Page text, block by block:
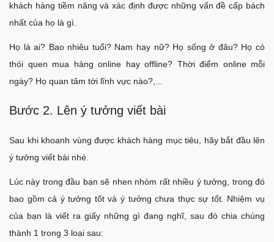
khách hàng tiềm năng và xác định được những vấn đề cấp bách
nhất của họ là gì.
Họ là ai? Bao nhiêu tuổi? Nam hay nữ? Họ sống ở đâu? Họ có
thói quen mua hàng online hay offline? Thời điểm online mỗi
ngày? Họ quan tâm tới lĩnh vực nào?,...
Bước 2. Lên ý tưởng viết bài
Sau khi khoanh vùng được khách hàng mục tiêu, hãy bắt đầu lên
ý tưởng viết bài nhé.
Lúc này trong đầu bạn sẽ nhen nhóm rất nhiều ý tưởng, trong đó
bao gồm cả ý tưởng tốt và ý tưởng chưa thực sự tốt. Nhiệm vụ
của bạn là viết ra giấy những gì đang nghĩ, sau đó chia chúng
thành 1 trong 3 loại sau: